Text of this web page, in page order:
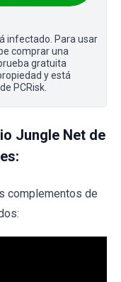
infectado. Para usar
comprar una
gratuita
y está
PCRisk.
Jungle Net de
complementos de